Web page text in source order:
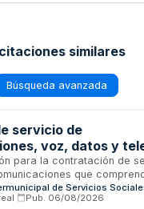
similares
Búsqueda avanzada
servicio de
voz, datos y
de
para la contratación de
que
datos y telefonía móvil
Sociales Las
de Servicios
Pub. 06/08/2026